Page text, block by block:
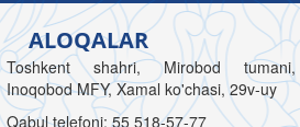
ALOQALAR
Toshkent shahri, Mirobod tumani,
Inoqobod MFY, Xamal ko'chasi, 29v-uy
Qabul telefoni: 55 518-57-77